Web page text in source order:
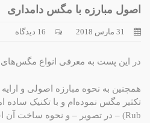
اصول مبارزه با مگس دامداری
31 مارس 2018 16 دیدگاه
در این پست به معرفی انواع مگس‌های
همچنین به نحوه مبارزه اصولی و
Rub) – در تصویر – و نحوه ساخت آن اشاره کرده‌ام.